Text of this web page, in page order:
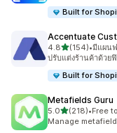
Built for
Accentuate
4.8เต็ม 5 ดาว
(154)
ทั้งหมด 154 รีวิว
•มีแผน
ปรับแต่งร้านค้าด้วย
Built for
Metafields Guru
5.0เต็ม 5 ดาว
(218)
ทั้งหมด 218 รีวิว
•Free
Manage